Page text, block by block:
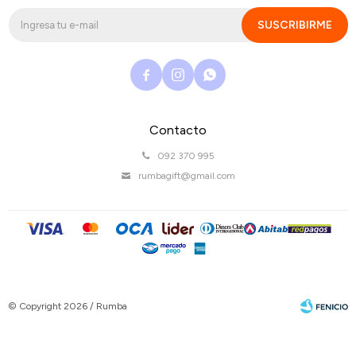
Contacto
092 370 995
rumbagift@gmail.com
SUSCRIBIRME
  
© Copyright 2026 / Rumba